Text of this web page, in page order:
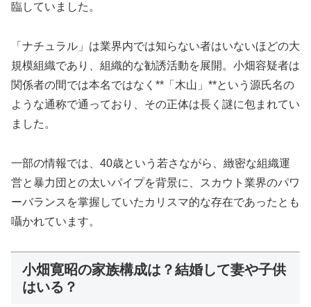
臨していました。
「ナチュラル」は業界内では知らない者はいないほどの大
規模組織であり、組織的な勧誘活動を展開。小畑容疑者は
関係者の間では本名ではなく**「木山」**という源氏名の
ような通称で通っており、その正体は長く謎に包まれてい
ました。
一部の情報では、40歳という若さながら、緻密な組織運
営と暴力団との太いパイプを背景に、スカウト業界のパワ
ーバランスを掌握していたカリスマ的な存在であったとも
囁かれています。
小畑寛昭の家族構成は？結婚して妻や子供
はいる？